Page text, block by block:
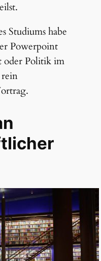
Studiums habe
Powerpoint
oder Politik im